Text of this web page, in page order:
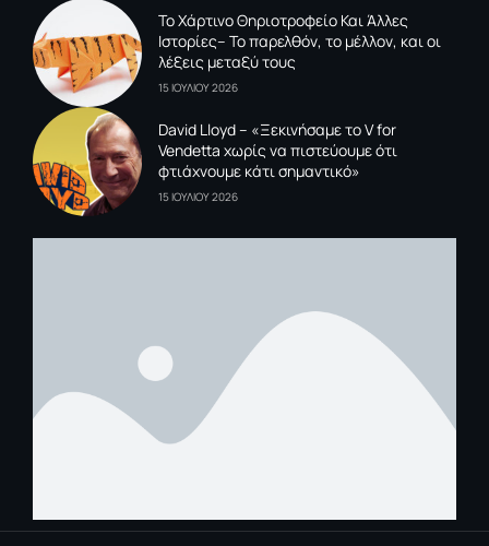
To Xάρτινο Θηριοτροφείο Και Άλλες
Ιστορίες– Το παρελθόν, το μέλλον, και οι
λέξεις μεταξύ τους
15 ΙΟΥΛΙΟΥ 2026
David Lloyd – «Ξεκινήσαμε το V for
Vendetta χωρίς να πιστεύουμε ότι
φτιάχνουμε κάτι σημαντικό»
15 ΙΟΥΛΙΟΥ 2026